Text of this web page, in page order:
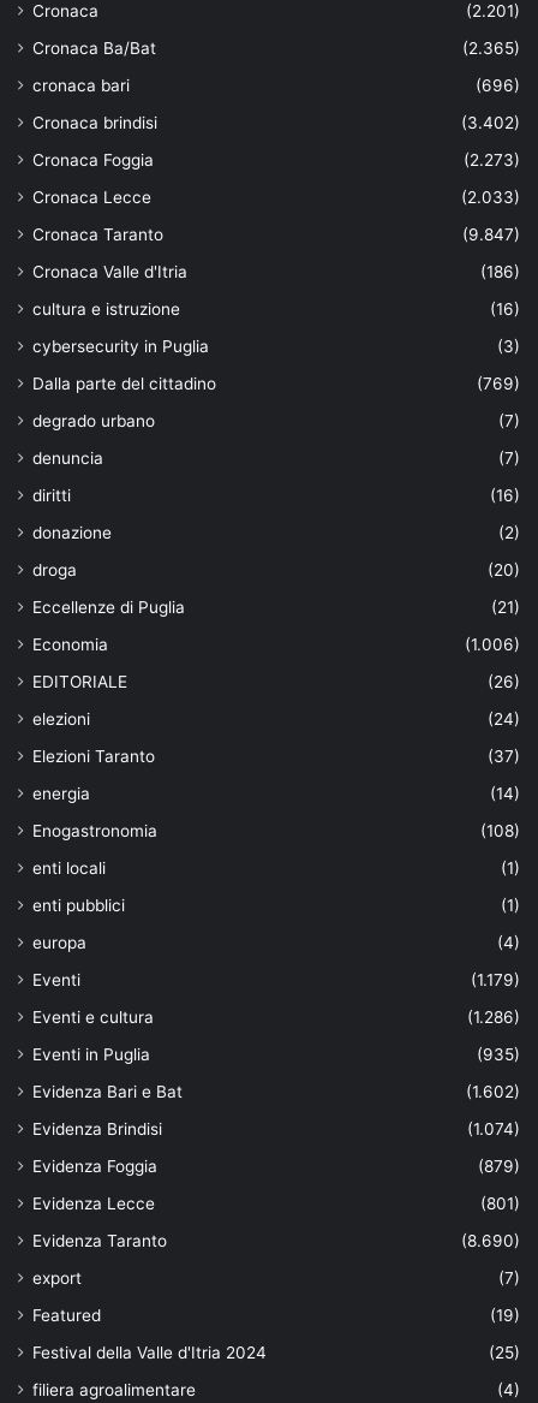
Cronaca
(2.201)
Cronaca Ba/Bat
(2.365)
cronaca bari
(696)
Cronaca brindisi
(3.402)
Cronaca Foggia
(2.273)
Cronaca Lecce
(2.033)
Cronaca Taranto
(9.847)
Cronaca Valle d'Itria
(186)
cultura e istruzione
(16)
cybersecurity in Puglia
(3)
Dalla parte del cittadino
(769)
degrado urbano
(7)
denuncia
(7)
diritti
(16)
donazione
(2)
droga
(20)
Eccellenze di Puglia
(21)
Economia
(1.006)
EDITORIALE
(26)
elezioni
(24)
Elezioni Taranto
(37)
energia
(14)
Enogastronomia
(108)
enti locali
(1)
enti pubblici
(1)
europa
(4)
Eventi
(1.179)
Eventi e cultura
(1.286)
Eventi in Puglia
(935)
Evidenza Bari e Bat
(1.602)
Evidenza Brindisi
(1.074)
Evidenza Foggia
(879)
Evidenza Lecce
(801)
Evidenza Taranto
(8.690)
export
(7)
Featured
(19)
Festival della Valle d'Itria 2024
(25)
filiera agroalimentare
(4)